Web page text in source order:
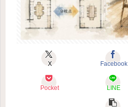
X Facebook
Pocket LINE